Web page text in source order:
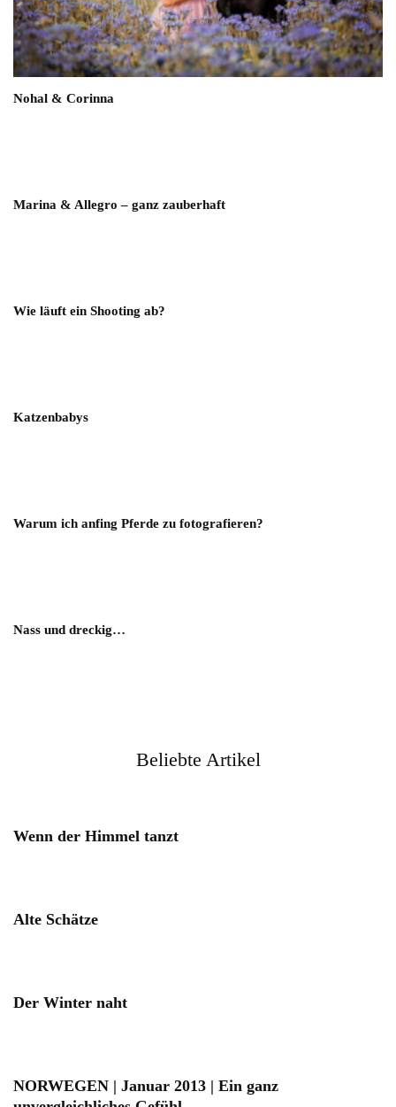
Nohal & Corinna
Marina & Allegro – ganz zauberhaft
Wie läuft ein Shooting ab?
Katzenbabys
Warum ich anfing Pferde zu fotografieren?
Nass und dreckig…
Beliebte Artikel
Wenn der Himmel tanzt
Alte Schätze
Der Winter naht
NORWEGEN | Januar 2013 | Ein ganz